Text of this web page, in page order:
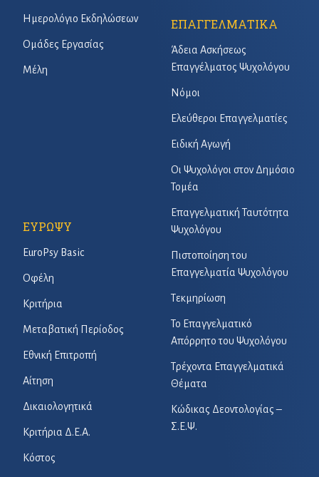
Ημερολόγιο Εκδηλώσεων
Ομάδες Εργασίας
Μέλη
ΕΠΑΓΓΕΛΜΑΤΙΚΑ
Άδεια Ασκήσεως
Επαγγέλματος Ψυχολόγου
Νόμοι
Ελεύθεροι Επαγγελματίες
Ειδική Αγωγή
Οι Ψυχολόγοι στον Δημόσιο
Τομέα
Επαγγελματική Ταυτότητα
Ψυχολόγου
Πιστοποίηση του
Επαγγελματία Ψυχολόγου
Τεκμηρίωση
Το Επαγγελματικό
Απόρρητο του Ψυχολόγου
Τρέχοντα Επαγγελματικά
Θέματα
Κώδικας Δεοντολογίας –
Σ.Ε.Ψ.
ΕΥΡΩΨΥ
EuroPsy Basic
Οφέλη
Κριτήρια
Μεταβατική Περίοδος
Εθνική Επιτροπή
Αίτηση
Δικαιολογητικά
Κριτήρια Δ.Ε.Α.
Κόστος